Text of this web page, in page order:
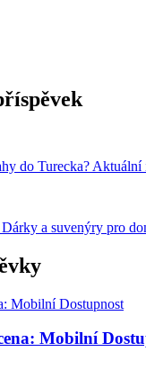
do Turecka? Aktuální
a suvenýry pro
Mobilní